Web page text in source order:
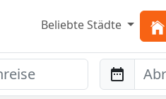
Beliebte Städte
Abreise